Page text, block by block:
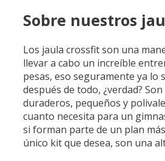
Sobre nuestros
Los jaula crossfit son una
llevar a cabo un increíble
pesas, eso seguramente ya lo
después de todo, ¿verdad?
duraderos, pequeños y
cuanto necesita para un
si forman parte de un plan
único kit que desea, son una